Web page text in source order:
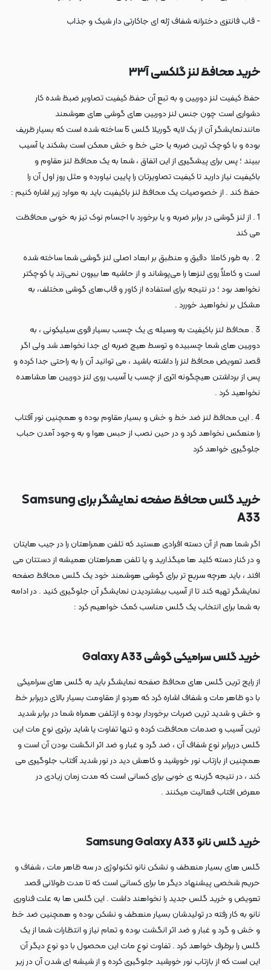
- قاب فانتزی دخترانه شفاف ژله ای جاکارتی دار شیک و جذاب
خرید محافظ لنز گلکسی آ۳۳
حفظ کیفیت لنز دوربین و به تبع آن حفظ کیفیت تصاویر ضبظ شده کار
دشواری است چون جنس لنز دوربین های گوشی های هوشمند
مانندنمایشگر آن از یک لایه گوریلا گلس 5 ساخته شده است که بسیار ظریف
بوده و با کوچک ترین ضربه یا حتی خط و خش ممکن است بشکند یا آسیب
ببیند ؛ پس برای پیشگیری از این اتفاق ، شما به یک محافظ لنز مقاوم و
باکیفیت نیاز دارید تا کیفیت تصاویرتان را پایین نیاورده و مثل روز اول آن را
حفظ کند . از خصوصیات یک محافظ لنز باکیفیت باید به موارد زیر اشاره کنیم :
1 . از لنز گوشی در برابر ضربه و یا برخورد با اجسام نوک‌ تیز به خوبی محافظت
می کند
2 . به طور کاملا دقیق و منطبق بر ابعاد اصلی لنز گوشی شما ساخته شده
است و کاملاً روی لنزها را می‌پوشاند و از حاشیه ها بیرون نمی‌زند یا کوچکتر
نخواهد بود ؛ در نتیجه برای استفاده از کاور و قاب‌های گوشی مختلف، به
مشکل بر نخواهید خوررد .
3 . محافظ لنز باکیفیت به‌ وسیله ی یک چسب بسیار قوی سیلیکونی ، به
دوربین های شما چسبیده و توسط هیچ ضربه ای جدا نخواهد شد ولی اگر
قصد تعویض محافظ لنز را داشته باشید ، می توانید آن را به راحتی جدا کرده و
پس از برداشتن هیچگونه اثری از چسب یا آسیب روی لنز دوربین ها مشاهده
نخواهید کرد .
4 . این محافظ لنز ضد خط و خش و بسیار مقاوم بوده و همچنین نور آفتاب
را منعکس نخواهد کرد و در حین نصب از حبس هوا و به وجود آمدن حباب
جلوگیری خواهد کرد
خرید گلس محافظ صفحه نمایشگر برای Samsung
A33
اگر شما هم از آن دسته افرادی هستید که تلفن همراهتان را در جیب هایتان
و در کنار دسته کلید ها میگذارید و یا تلفن همراهتان همیشه از دستتان می
افتد ، باید هرچه سریع تر برای گوشی هوشمند خود یک گلس محافظ صفحه
نمایشگر تهیه کند تا از آسیب بیشتردیدن نمایشگر آن جلوگیری کنید . در ادامه
به شما برای انتخاب یک گلس مناسب کمک خواهیم کرد :
خرید گلس سرامیکی گوشی Galaxy A33
از رایج ترین گلس های محافظ صفحه نمایشگر باید به گلس های سرامیکی
با دو ظاهر مات و شفاف اشاره کرد که هردو از مقاومت بسیار بالای دربرابر خط
و خش و شدید ترین ضربات برخوردار بوده و ازتلفن همراه شما در برابر شدید
ترین آسیب و صدمات محافظت کرده و تنها تفاوت یا شاید برتری نوع مات این
گلس دربرابر نوع شفاف آن ، ضد گرد و غبار و ضد اثر انگشت بودن آن است و
همچنین از بازتاب نور خورشید و کاهش دید در نور شدید آفتاب جلوگیری می
کند ، در نتیجه گزینه ی خوبی برای کسانی است که مدت زمان زیادی در
معرض افتاب فعالیت میکنند .
خرید گلس نانو Samsung Galaxy A33
گلس های بسیار منعطف و نشکن نانو تکنولوژی در سه ظاهر مات ، شفاف و
حریم شخصی پیشنهاد دیگر ما برای کسانی است که تا مدت طولانی قصد
تعویض و خرید گلس جدید را نخواهند داشت . این گلس ها به علت فناوری
نانو به کار رفته در تولیدشان بسیار منعطف و نشکن بوده و همچنین ضد خط
و خش و گرد و غبار و ضد اثر انگشت بوده و تمام نیاز و انتظارات شما از یک
گلس را برطرف خواهد کرد . تفاوت نوع مات این محصول با دو نوع دیگر آن
این است که از بازتاب نور خورشید جلوگیری کرده و از شیشه ای شدن آن در زیر